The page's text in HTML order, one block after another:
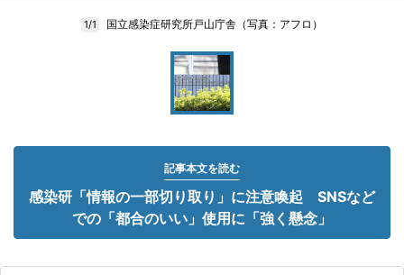
1/1 国立感染症研究所戸山庁舎（写真：アフロ）
記事本文を読む
感染研「情報の一部切り取り」に注意喚起 SNSなど
での「都合のいい」使用に「強く懸念」